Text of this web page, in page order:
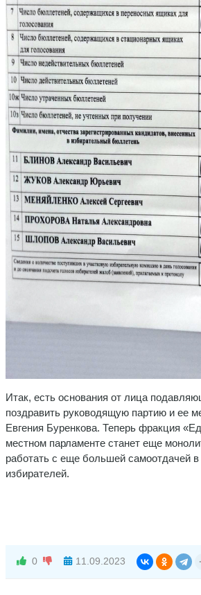
Итак, есть основания от лица
поздравить руководящую партию и ее
Евгения Буренкова. Теперь фракция
местном парламенте станет еще
работать с еще большей самоотдачей в
избирателей.
0 11.09.2023